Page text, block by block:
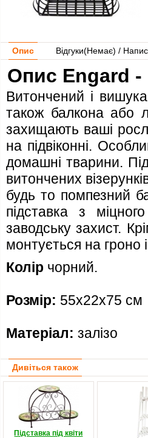
Опис Відгуки(Немає) /
Опис Engard -
Витончений і
також балкона або
захищають ваші
на підвіконні.
домашні тварини.
витончених
будь то помпезний
підставка з
заводську захист.
монтується на гроно
Колір чорний.
Розмір: 55х22х75 см
Матеріал: залізо
Дивіться також
Підставка під квіти